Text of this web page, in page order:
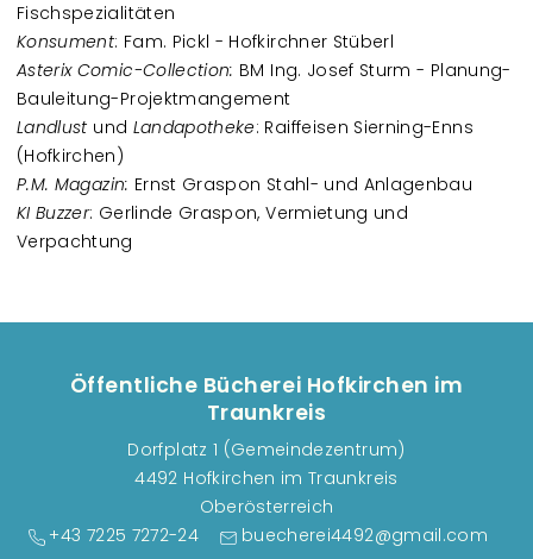
Fischspezialitäten
Konsument: Fam. Pickl - Hofkirchner Stüberl
Asterix Comic-Collection: BM Ing. Josef Sturm - Planung-
Bauleitung-Projektmangement
Landlust und Landapotheke: Raiffeisen Sierning-Enns
(Hofkirchen)
P.M. Magazin: Ernst Graspon Stahl- und Anlagenbau
KI Buzzer: Gerlinde Graspon, Vermietung und
Verpachtung
Öffentliche Bücherei Hofkirchen im
Traunkreis
Dorfplatz 1 (Gemeindezentrum)
4492 Hofkirchen im Traunkreis
Oberösterreich
+43 7225 7272-24
buecherei4492@gmail.com